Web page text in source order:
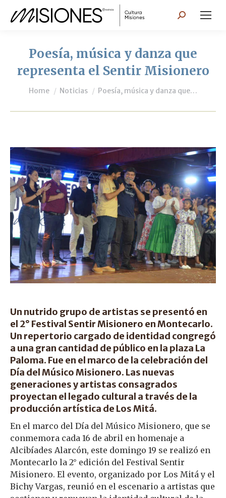
Search:
Poesía, música y danza que
representa el Sentir Misionero
You are here:
Home Noticias Poesía, música y danza que…
Un nutrido grupo de artistas se presentó en
el 2° Festival Sentir Misionero en Montecarlo.
Un repertorio cargado de identidad congregó
a una gran cantidad de público en la plaza La
Paloma. Fue en el marco de la celebración del
Día del Músico Misionero. Las nuevas
generaciones y artistas consagrados
proyectan el legado cultural a través de la
producción artística de Los Mitá.
En el marco del Día del Músico Misionero, que se
conmemora cada 16 de abril en homenaje a
Alcibíades Alarcón, este domingo 19 se realizó en
Montecarlo la 2° edición del Festival Sentir
Misionero. El evento, organizado por Los Mitá y el
Bichy Vargas, reunió en el escenario a artistas que